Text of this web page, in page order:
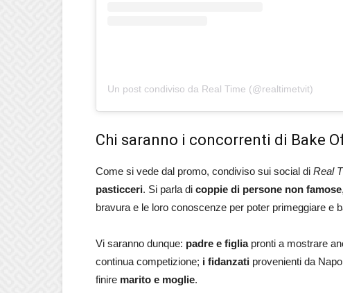
Un post condiviso da Real Time (@realtimetvit)
Chi saranno i concorrenti di Bake
Come si vede dal promo, condiviso sui social di Real
pasticceri. Si parla di coppie di persone non famose
bravura e le loro conoscenze per poter primeggiare e
Vi saranno dunque: padre e figliapronti a mostrare
continua competizione; i fidanzati provenienti da
finire marito e moglie.